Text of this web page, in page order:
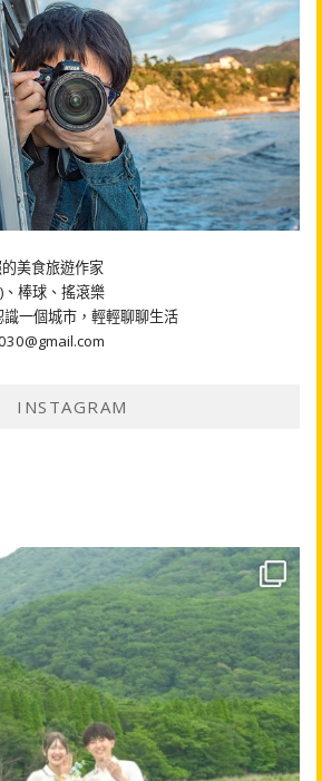
美食旅遊作家
棒球、搖滾樂
一個城市，輕輕聊聊生活
INSTAGRAM